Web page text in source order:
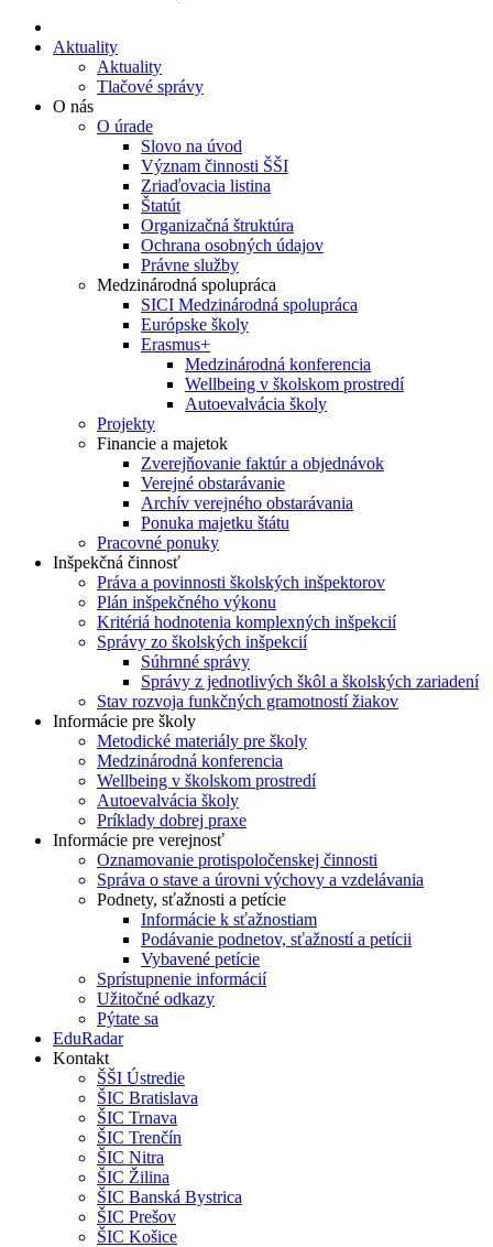
Aktuality
Aktuality
Tlačové správy
O nás
O úrade
Slovo na úvod
Význam činnosti ŠŠI
Zriaďovacia listina
Štatút
Organizačná štruktúra
Ochrana osobných údajov
Právne služby
Medzinárodná spolupráca
SICI Medzinárodná spolupráca
Európske školy
Erasmus+
Medzinárodná konferencia
Wellbeing v školskom prostredí
Autoevalvácia školy
Projekty
Financie a majetok
Zverejňovanie faktúr a objednávok
Verejné obstarávanie
Archív verejného obstarávania
Ponuka majetku štátu
Pracovné ponuky
Inšpekčná činnosť
Práva a povinnosti školských inšpektorov
Plán inšpekčného výkonu
Kritériá hodnotenia komplexných inšpekcií
Správy zo školských inšpekcií
Súhrnné správy
Správy z jednotlivých škôl a školských zariadení
Stav rozvoja funkčných gramotností žiakov
Informácie pre školy
Metodické materiály pre školy
Medzinárodná konferencia
Wellbeing v školskom prostredí
Autoevalvácia školy
Príklady dobrej praxe
Informácie pre verejnosť
Oznamovanie protispoločenskej činnosti
Správa o stave a úrovni výchovy a vzdelávania
Podnety, sťažnosti a petície
Informácie k sťažnostiam
Podávanie podnetov, sťažností a petícii
Vybavené petície
Sprístupnenie informácií
Užitočné odkazy
Pýtate sa
EduRadar
Kontakt
ŠŠI Ústredie
ŠIC Bratislava
ŠIC Trnava
ŠIC Trenčín
ŠIC Nitra
ŠIC Žilina
ŠIC Banská Bystrica
ŠIC Prešov
ŠIC Košice